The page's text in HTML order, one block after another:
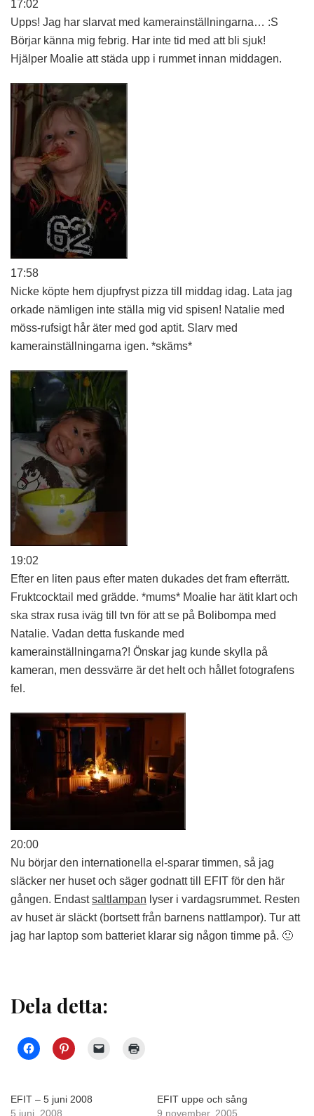
17:02
Upps! Jag har slarvat med kamerainställningarna… :S
Börjar känna mig febrig. Har inte tid med att bli sjuk!
Hjälper Moalie att städa upp i rummet innan middagen.
17:58
Nicke köpte hem djupfryst pizza till middag idag. Lata jag
orkade nämligen inte ställa mig vid spisen! Natalie med
möss-rufsigt hår äter med god aptit. Slarv med
kamerainställningarna igen. *skäms*
19:02
Efter en liten paus efter maten dukades det fram efterrätt.
Fruktcocktail med grädde. *mums* Moalie har ätit klart och
ska strax rusa iväg till tvn för att se på Bolibompa med
Natalie. Vadan detta fuskande med
kamerainställningarna?! Önskar jag kunde skylla på
kameran, men dessvärre är det helt och hållet fotografens
fel.
20:00
Nu börjar den internationella el-sparar timmen, så jag
släcker ner huset och säger godnatt till EFIT för den här
gången. Endastsaltlampan lyser i vardagsrummet. Resten
av huset är släckt (bortsett från barnens nattlampor). Tur att
jag har laptop som batteriet klarar sig någon timme på. 🙂
Dela detta:
EFIT – 5 juni 2008
5 juni, 2008
EFIT uppe och sång
9 november, 2005